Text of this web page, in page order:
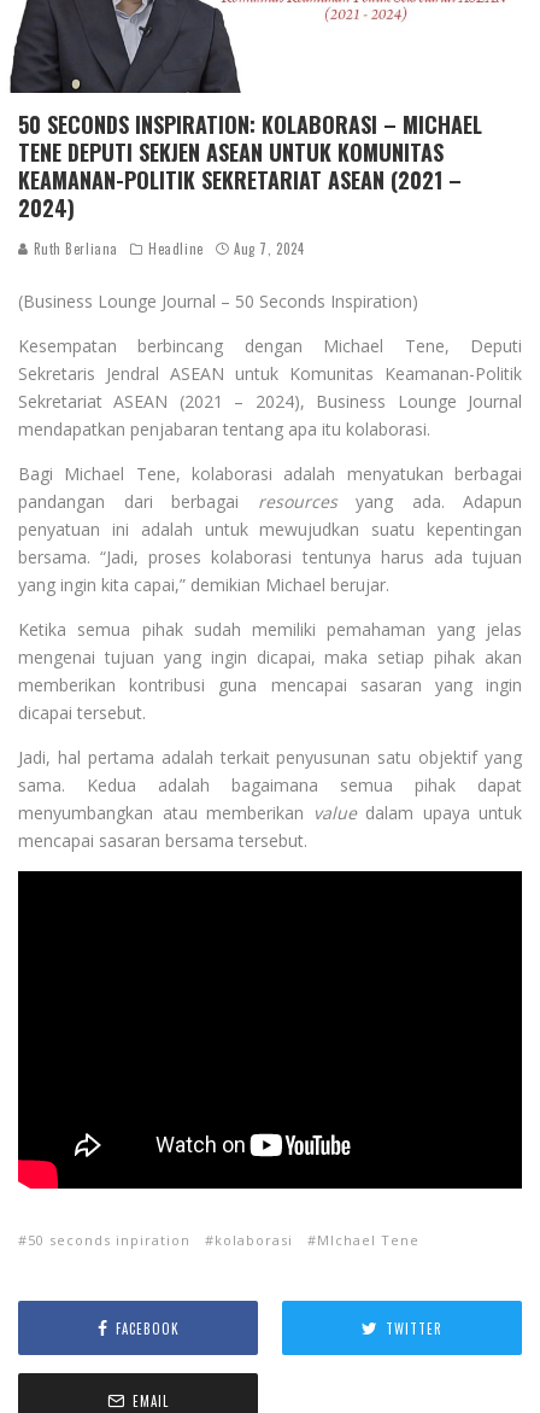
50 SECONDS INSPIRATION: KOLABORASI – MICHAEL
TENE DEPUTI SEKJEN ASEAN UNTUK KOMUNITAS
KEAMANAN-POLITIK SEKRETARIAT ASEAN (2021 –
2024)
Ruth Berliana Headline Aug 7, 2024
(Business Lounge Journal – 50 Seconds Inspiration)
Kesempatan berbincang dengan Michael Tene, Deputi
Sekretaris Jendral ASEAN untuk Komunitas Keamanan-Politik
Sekretariat ASEAN (2021 – 2024), Business Lounge Journal
mendapatkan penjabaran tentang apa itu kolaborasi.
Bagi Michael Tene, kolaborasi adalah menyatukan berbagai
pandangan dari berbagai resourcesyang ada. Adapun
penyatuan ini adalah untuk mewujudkan suatu kepentingan
bersama. “Jadi, proses kolaborasi tentunya harus ada tujuan
yang ingin kita capai,” demikian Michael berujar.
Ketika semua pihak sudah memiliki pemahaman yang jelas
mengenai tujuan yang ingin dicapai, maka setiap pihak akan
memberikan kontribusi guna mencapai sasaran yang ingin
dicapai tersebut.
Jadi, hal pertama adalah terkait penyusunan satu objektif yang
sama. Kedua adalah bagaimana semua pihak dapat
menyumbangkan atau memberikan valuedalam upaya untuk
mencapai sasaran bersama tersebut.
50 seconds inpiration kolaborasi MIchael Tene
FACEBOOK TWITTER
EMAIL